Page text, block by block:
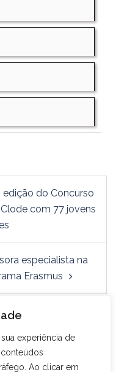
experiência de
Ao clicar em
edição do Concurso
com 77 jovens
especialista na
Erasmus